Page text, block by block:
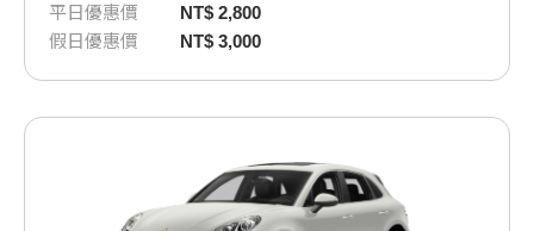
平日優惠價
NT$ 2,800
假日優惠價
NT$ 3,000